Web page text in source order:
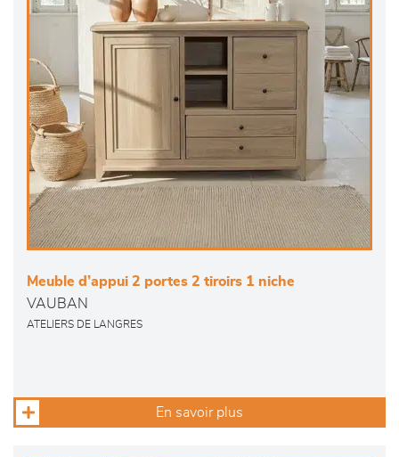
Meuble d’appui 2 portes 2 tiroirs 1 niche
VAUBAN
ATELIERS DE LANGRES
En savoir plus